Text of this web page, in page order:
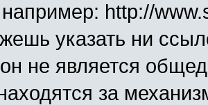
http://
указать ни
не является
за